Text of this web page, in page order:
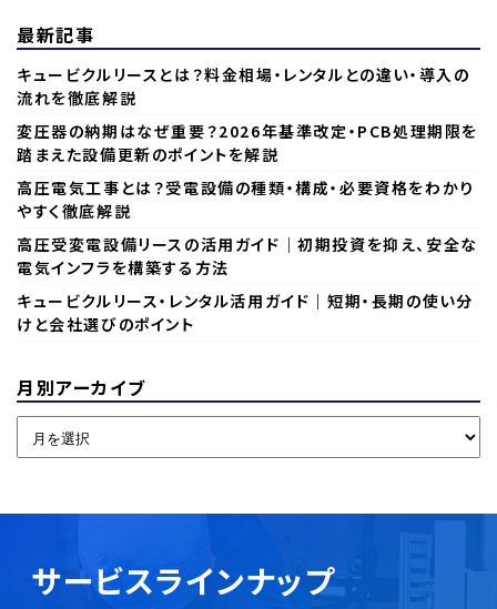
最新記事
キュービクルリースとは？料金相場・レンタルとの違い・導入の
流れを徹底解説
変圧器の納期はなぜ重要？2026年基準改定・PCB処理期限を
踏まえた設備更新のポイントを解説
高圧電気工事とは？受電設備の種類・構成・必要資格をわかり
やすく徹底解説
高圧受変電設備リースの活用ガイド｜初期投資を抑え、安全な
電気インフラを構築する方法
キュービクルリース・レンタル活用ガイド｜短期・長期の使い分
けと会社選びのポイント
月別アーカイブ
サービスラインナップ